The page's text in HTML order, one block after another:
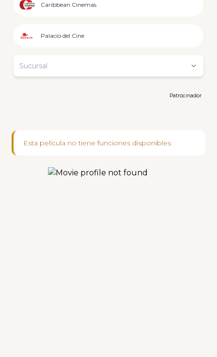
Caribbean Cinemas
Palacio del Cine
Sucursal
Patrocinador
Esta película no tiene funciones disponibles